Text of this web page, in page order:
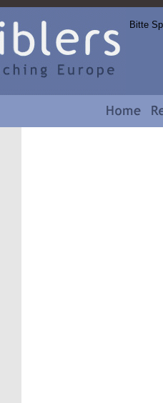
Bitte